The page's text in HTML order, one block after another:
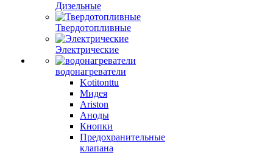
Дизельные
Твердотопливные
Электрические
водонагреватели
Kotitonttu
Мидея
Ariston
Аноды
Кнопки
Предохранительные
клапана